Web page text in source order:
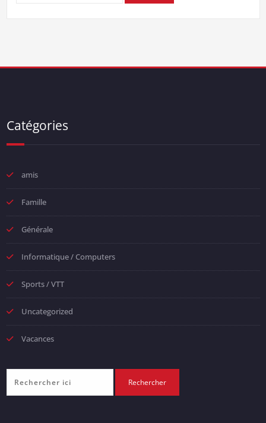
Catégories
amis
Famille
Générale
Informatique / Computers
Sports / VTT
Uncategorized
Vacances